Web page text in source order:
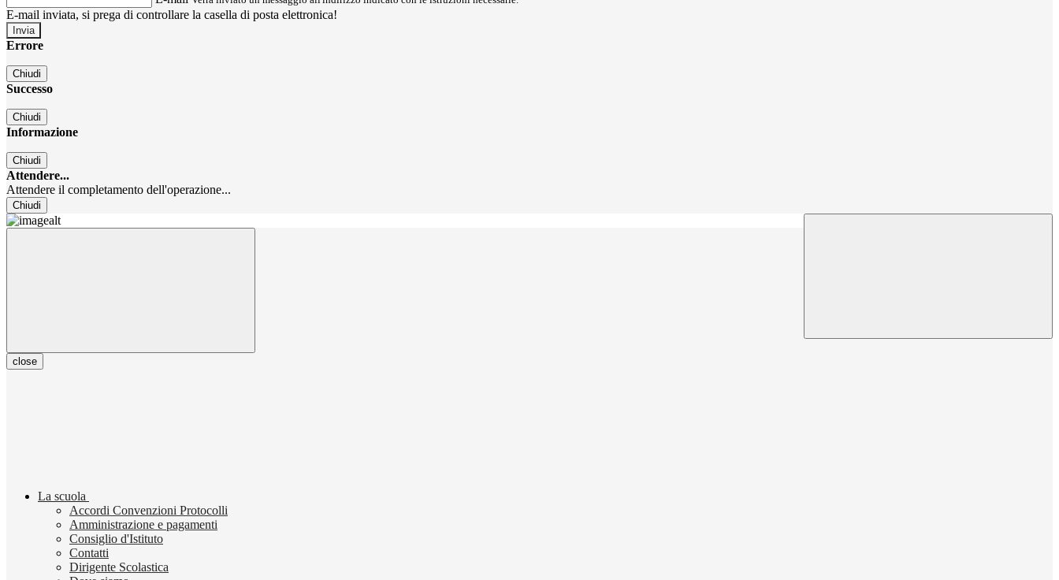
E-mail inviata, si prega di controllare la casella di posta elettronica!
Errore
Chiudi
Successo
Chiudi
Informazione
Chiudi
Attendere...
Attendere il completamento dell'operazione...
Chiudi
close
La scuola
Accordi Convenzioni Protocolli
Amministrazione e pagamenti
Consiglio d'Istituto
Contatti
Dirigente Scolastica